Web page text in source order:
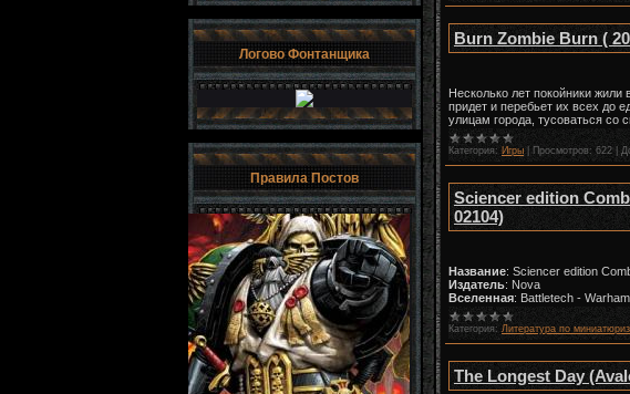
Логово Фонтанщика
Правила Постов
Burn Zombie Burn (
Несколько лет покойники
придет и перебьет их всех до
улицам города, тусоваться со
Категория: Игры Просмотров: 622
Sciencer edition
02104)
Название: Sciencer edition
Издатель: Nova
Вселенная: Battletech -
Категория: Литература по
The Longest Day